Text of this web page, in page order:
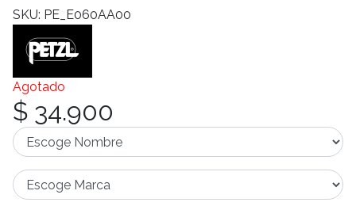
SKU: PE_E060AA00
Agotado
$ 34.900